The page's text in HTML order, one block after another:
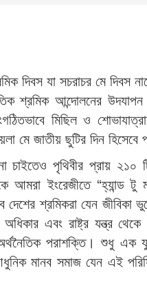
দিবস যা সচরাচর মে দিবস
শ্রমিক আন্দোলনের উদযাপন
মিছিল ও
মে জাতীয় ছুটির দিন
পৃথিবীর প্রায় ২১০
আমরা ইংরেজীতে “হ্যান্ড
শ্রমিকরা যেন জীবিকা
এবং রাষ্ট্র যন্ত্র
পরাশক্তি। শুধু এক
মানব সমাজ যেন এই